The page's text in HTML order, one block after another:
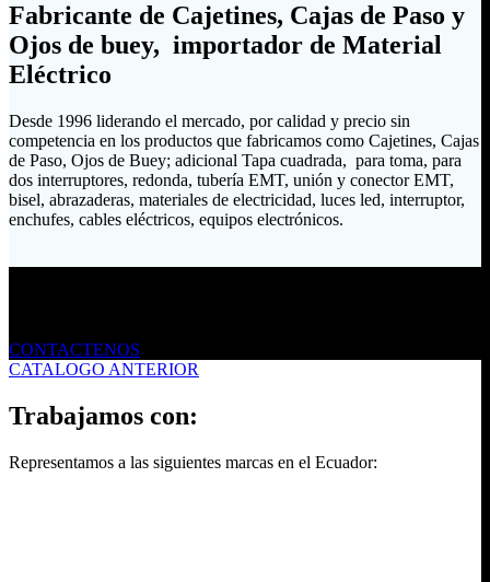
Fabricante de Cajetines, Cajas de Paso y
Ojos de buey, importador de Material
Eléctrico
Desde 1996 liderando el mercado, por calidad y precio sin
competencia en los productos que fabricamos como Cajetines, Cajas
de Paso, Ojos de Buey; adicional Tapa cuadrada, para toma, para
dos interruptores, redonda, tubería EMT, unión y conector EMT,
bisel, abrazaderas, materiales de electricidad, luces led, interruptor,
enchufes, cables eléctricos, equipos electrónicos.
CONTACTENOS
CATALOGO ANTERIOR
Trabajamos con:
Representamos a las siguientes marcas en el Ecuador: